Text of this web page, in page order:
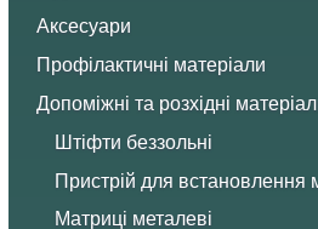
Аксесуари
Профілактичні матеріали
Допоміжні та розхідні
Штіфти беззольні
Пристрій для встановлення
Матриці металеві